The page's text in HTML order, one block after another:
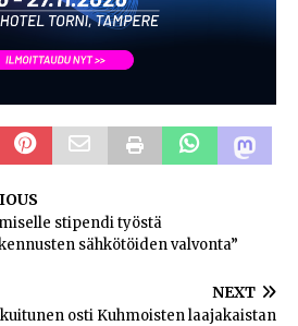
stipendi työstä
sähkötöiden valvonta”
NEXT
osti Kuhmoisten laajakaistan